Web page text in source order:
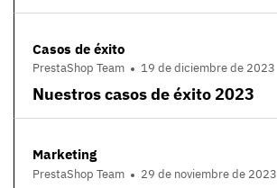
Casos de éxito
PrestaShop Team 19 de diciembre de 2023
Nuestros casos de éxito 2023
Marketing
PrestaShop Team 29 de noviembre de 2023